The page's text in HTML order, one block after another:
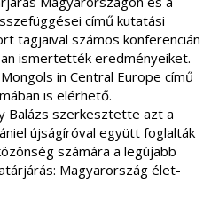
című kutatási
tagjaival számos konferencián
ismertették eredményeiket.
in Central Europe című
is elérhető.
Balázs szerkesztette azt a
újságíróval együtt foglalták
számára a legújabb
Magyarország élet-